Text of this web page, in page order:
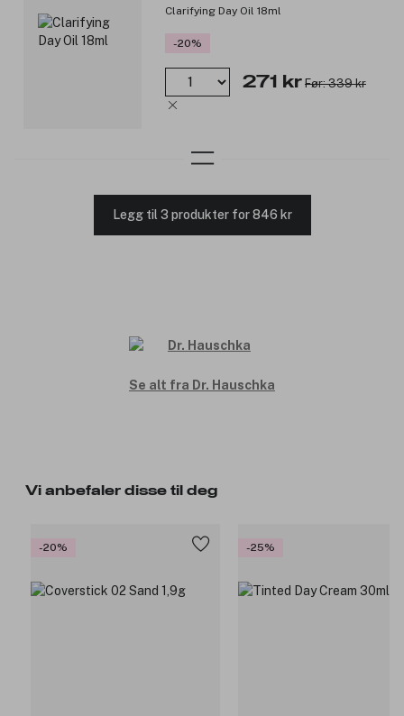
Clarifying Day Oil 18ml
-20%
271 kr Før: 339 kr
Legg til 3 produkter for 846 kr
Se alt fra Dr. Hauschka
Vi anbefaler disse til deg
-20% -25%